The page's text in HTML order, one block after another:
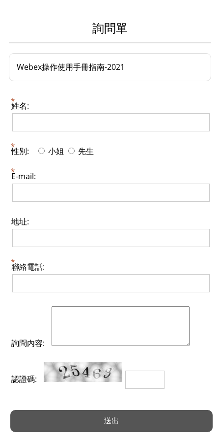
詢問單
Webex操作使用手冊指南-2021
姓名:
性別: 小姐 先生
E-mail:
地址:
聯絡電話:
詢問內容:
認證碼: